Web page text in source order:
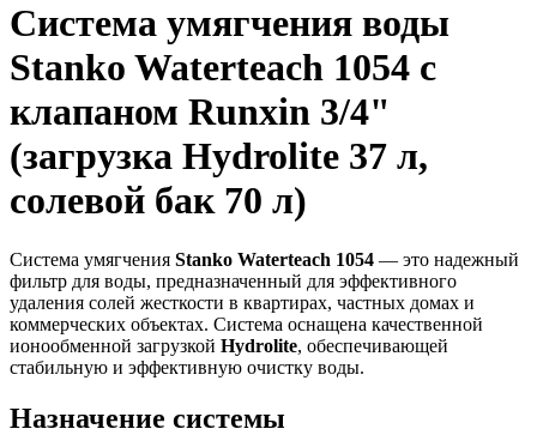
Система умягчения воды
Stanko Waterteach 1054 с
клапаном Runxin 3/4"
(загрузка Hydrolite 37 л,
солевой бак 70 л)
Система умягчения Stanko Waterteach 1054 — это надежный
фильтр для воды, предназначенный для эффективного
удаления солей жесткости в квартирах, частных домах и
коммерческих объектах. Система оснащена качественной
ионообменной загрузкой Hydrolite, обеспечивающей
стабильную и эффективную очистку воды.
Назначение системы